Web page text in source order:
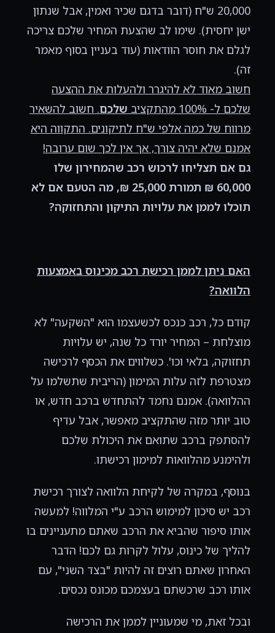
20,000 ש"ח (דובר בדגם שכיר ואמין, אבל שנתון
ישן יחסית). שימו לב שהצעת המחיר שלכם צריכה
לגלם את חוסר הוודאות (עוד בעניין בסוף מאמר
זה).
חשוב מאוד לא להיגרר ולהעלות את ההצעה
שלכם ל- 100% מהתקציב
שלכם. חשוב להשאיר
מרווח של כמה אלפי ש"ח לתיקונים. התקווה היא
אמנם שלא יהיה צורך, אך אין לכך שום ערובה!
גם אם תצליחו לרכוש רכב שהמחירון שלו
60,000 ₪ תמורת 25,000 ₪, מה הטעם אם לא
תוכלו לממן את עלויות התיקון והתחזוקה?
האם ניתן לממן רכישת רכב מכינוס באמצעות
הלוואה?
קודם כל, רכב כנכס לכשעצמו הוא "השקעה" לא
מוצלחת – המחיר יורד כל שנה, יש עלויות
תחזוקה, בלאי וכו'. כשלווים את הכסף לרכישה
מצטרפת לזה עלות המימון (הריבית שתשלמו על
ההלוואה). אמנם נחמד להתחדש ברכב חדש, או
טוב יותר מזה שהתקציב מאפשר, אבל עדיף
להסתפק ברכב שתואם את היכולת שלכם
ולהימנע מהלוואות למימון רכישתו.
בנוסף, במקרה של לקיחת הלוואה לצורך רכישת
רכב יש סיכון למימוש הרכב ע"י המלווה! למעשה
אותו סיפור שהביא את הרכב שאתם מתעניינים בו
להליך של כינוס, עלול לקרות גם לכם! הדבר
האחרון שאתם רוצים זה להיות "בצד השני", עם
אותו רכב שרכשתם בעצמכם מכונס נכסים.
ובכל זאת, מי שמעוניין לממן את הרכישה